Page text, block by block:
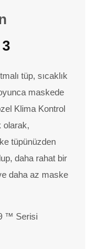
tüp, sıcaklık
maskede
Klima Kontrol
olarak,
tüpünüzden
daha rahat bir
daha az maske
™ Serisi